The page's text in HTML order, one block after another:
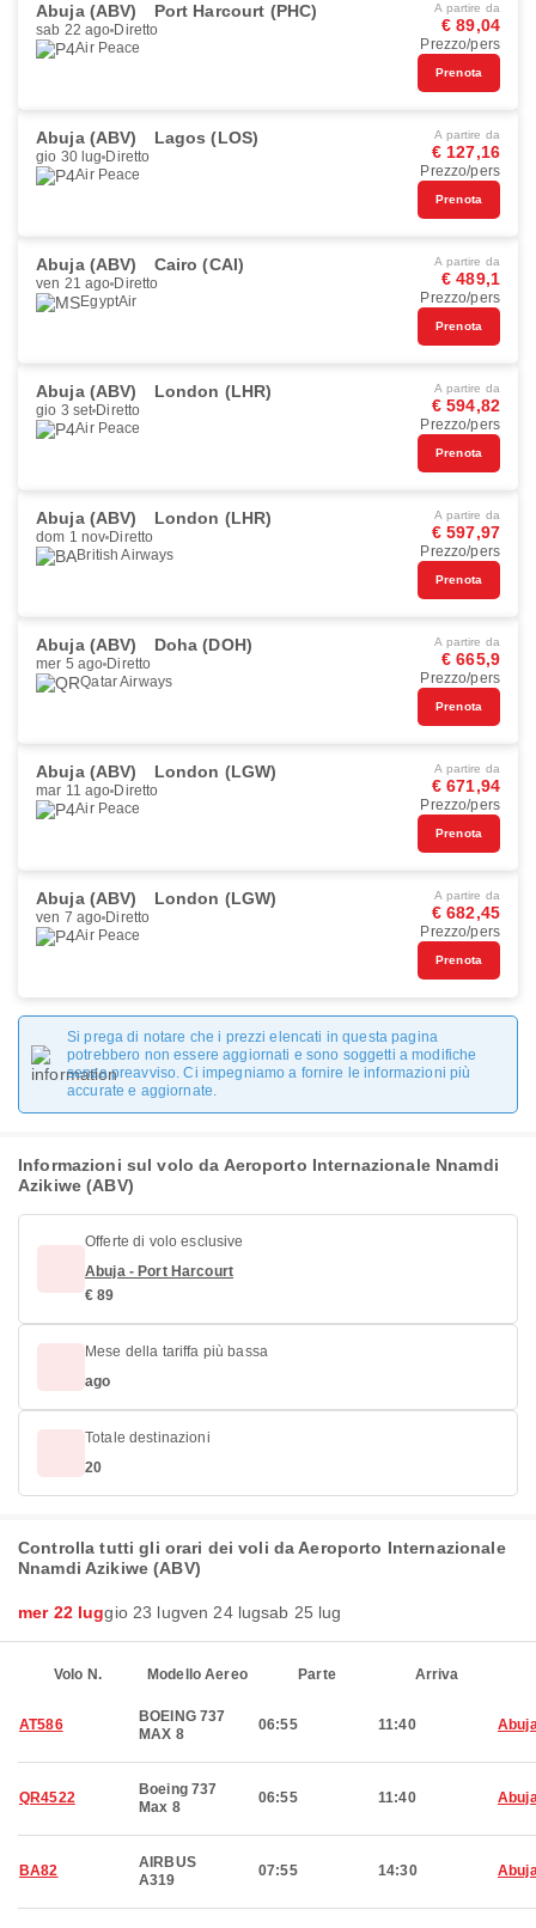
Abuja (ABV) Port Harcourt (PHC)
sab 22 ago Diretto
Air Peace
A partire da
€ 89,04
Prezzo/pers
Prenota
Abuja (ABV) Lagos (LOS)
gio 30 lug Diretto
Air Peace
A partire da
€ 127,16
Prezzo/pers
Prenota
Abuja (ABV) Cairo (CAI)
ven 21 ago Diretto
EgyptAir
A partire da
€ 489,1
Prezzo/pers
Prenota
Abuja (ABV) London (LHR)
gio 3 set Diretto
Air Peace
A partire da
€ 594,82
Prezzo/pers
Prenota
Abuja (ABV) London (LHR)
dom 1 nov Diretto
British Airways
A partire da
€ 597,97
Prezzo/pers
Prenota
Abuja (ABV) Doha (DOH)
mer 5 ago Diretto
Qatar Airways
A partire da
€ 665,9
Prezzo/pers
Prenota
Abuja (ABV) London (LGW)
mar 11 ago Diretto
Air Peace
A partire da
€ 671,94
Prezzo/pers
Prenota
Abuja (ABV) London (LGW)
ven 7 ago Diretto
Air Peace
A partire da
€ 682,45
Prezzo/pers
Prenota
Si prega di notare che i prezzi elencati in questa pagina
potrebbero non essere aggiornati e sono soggetti a modifiche
senza preavviso. Ci impegniamo a fornire le informazioni più
accurate e aggiornate.
Informazioni sul volo da Aeroporto Internazionale Nnamdi
Azikiwe (ABV)
Offerte di volo esclusive
Abuja - Port Harcourt
€ 89
Mese della tariffa più bassa
ago
Totale destinazioni
20
Controlla tutti gli orari dei voli da Aeroporto Internazionale
Nnamdi Azikiwe (ABV)
mer 22 luggio 23 lugven 24 lugsab 25 lug
Volo N. Modello Aereo Parte Arriva
AT586
BOEING 737
MAX 8
06:55 11:40
QR4522
Boeing 737
Max 8
06:55 11:40
BA82
AIRBUS
A319
07:55 14:30